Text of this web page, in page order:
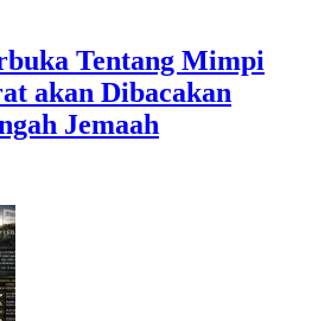
Tentang Mimpi
akan Dibacakan
Jemaah